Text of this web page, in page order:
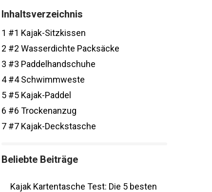
Inhaltsverzeichnis
#1 Kajak-Sitzkissen
#2 Wasserdichte Packsäcke
#3 Paddelhandschuhe
#4 Schwimmweste
#5 Kajak-Paddel
#6 Trockenanzug
#7 Kajak-Deckstasche
Beliebte Beiträge
Kajak Kartentasche Test: Die 5 besten